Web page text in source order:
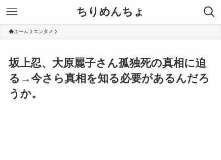
ちりめんちょ
ホーム エンタメ
坂上忍、大原麗子さん孤独死の真相に迫
る→今さら真相を知る必要があるんだろ
うか。